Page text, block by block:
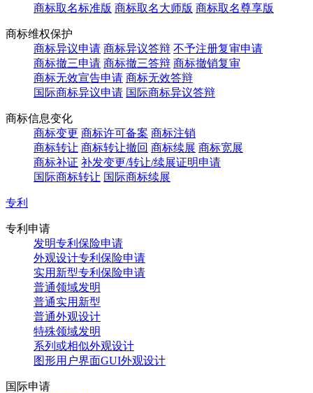
商标取名标准版 商标取名大师版 商标取名尊享版
商标维权保护
商标异议申请 商标异议答辩 不予注册复审申请
商标撤三申请 商标撤三答辩 商标撤销复审
商标无效宣告申请 商标无效答辩
国际商标异议申请 国际商标异议答辩
商标信息变化
商标变更 商标许可备案 商标注销
商标转让 商标转让撤回 商标续展 商标宽展
商标补证 补发变更/转让/续展证明申请
国际商标转让 国际商标续展
专利
专利申请
发明专利保险申请
外观设计专利保险申请
实用新型专利保险申请
普通领域发明
普通实用新型
普通外观设计
特殊领域发明
系列或相似外观设计
图形用户界面GUI外观设计
国际申请